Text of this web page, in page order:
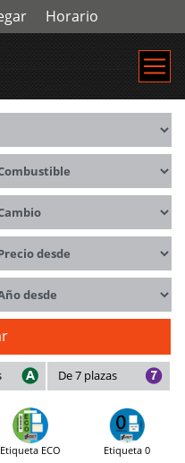
Horario
desde
desde
De 7 plazas
Etiqueta ECO Etiqueta 0